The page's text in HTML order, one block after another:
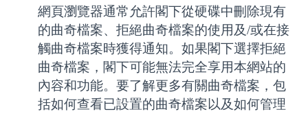
網頁瀏覽器通常允許閣下從硬碟中刪除現有
的曲奇檔案、拒絕曲奇檔案的使用及/或在接
觸曲奇檔案時獲得通知。如果閣下選擇拒絕
曲奇檔案，閣下可能無法完全享用本網站的
內容和功能。要了解更多有關曲奇檔案，包
括如何查看已設置的曲奇檔案以及如何管理